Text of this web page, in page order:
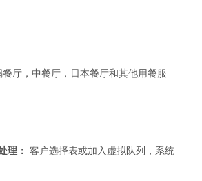
餐厅，中餐厅，日本餐厅和其他用餐服
理： 客户选择表或加入虚拟队列，系统